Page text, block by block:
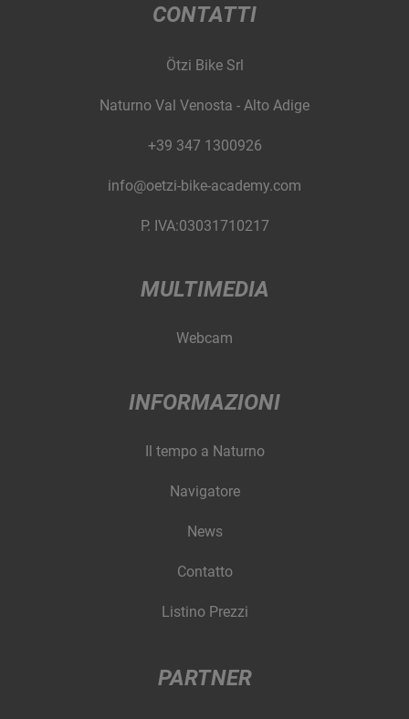
CONTATTI
Ötzi Bike Srl
Naturno Val Venosta - Alto Adige
+39 347 1300926
info@oetzi-bike-academy.com
P. IVA:03031710217
MULTIMEDIA
Webcam
INFORMAZIONI
Il tempo a Naturno
Navigatore
News
Contatto
Listino Prezzi
PARTNER